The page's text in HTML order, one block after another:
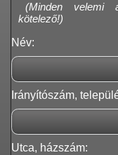
(Minden velemi
kötelező!)
Név:
Irányítószám,
Utca, házszám: